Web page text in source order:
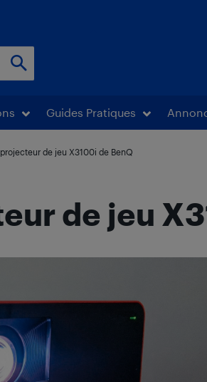
Guides Pratiques
de jeu X3100i de BenQ
de jeu